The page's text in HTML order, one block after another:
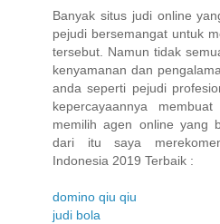
Banyak situs judi online
pejudi bersemangat untuk
tersebut. Namun tidak
kenyamanan dan
anda seperti pejudi
kepercayaannya
memilih agen online yang
dari itu saya
Indonesia 2019 Terbaik :
domino qiu qiu
judi bola